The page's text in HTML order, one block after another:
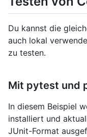
Du kannst die
auch lokal
zu testen.
Mit pytest und
In diesem Beispiel
installiert und
JUnit-Format